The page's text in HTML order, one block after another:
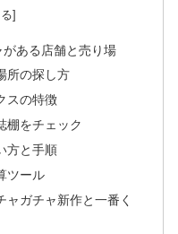
ある店舗と売り場
所の探し方
スの特徴
棚をチェック
方と手順
ツール
ガチャ新作と一番く